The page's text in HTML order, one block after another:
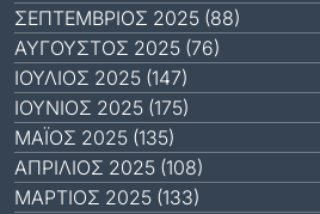
ΣΕΠΤΈΜΒΡΙΟΣ 2025 (88)
ΑΎΓΟΥΣΤΟΣ 2025 (76)
ΙΟΎΛΙΟΣ 2025 (147)
ΙΟΎΝΙΟΣ 2025 (175)
ΜΆΙΟΣ 2025 (135)
ΑΠΡΊΛΙΟΣ 2025 (108)
ΜΆΡΤΙΟΣ 2025 (133)